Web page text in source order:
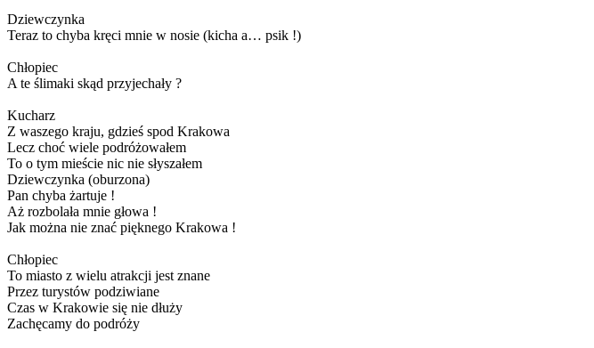
Dziewczynka
Teraz to chyba kręci mnie w nosie (kicha a… psik !)
Chłopiec
A te ślimaki skąd przyjechały ?
Kucharz
Z waszego kraju, gdzieś spod Krakowa
Lecz choć wiele podróżowałem
To o tym mieście nic nie słyszałem
Dziewczynka (oburzona)
Pan chyba żartuje !
Aż rozbolała mnie głowa !
Jak można nie znać pięknego Krakowa !
Chłopiec
To miasto z wielu atrakcji jest znane
Przez turystów podziwiane
Czas w Krakowie się nie dłuży
Zachęcamy do podróży